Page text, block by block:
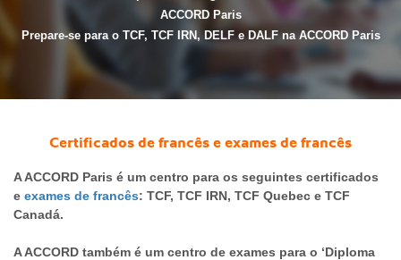
ACCORD Paris
Prepare-se para o TCF, TCF IRN, DELF e DALF na ACCORD Paris
Certificados de francês e exames de francês
A ACCORD Paris é um centro para os seguintes certificados
e exames de francês: TCF, TCF IRN, TCF Quebec e TCF
Canadá.
A ACCORD também é um centro de exames para o ‘Diploma